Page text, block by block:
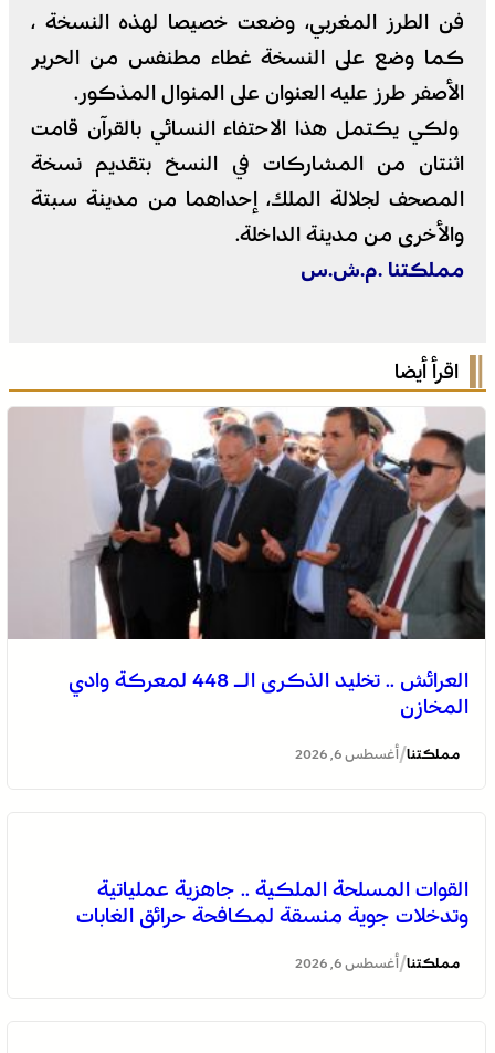
فن الطرز المغربي، وضعت خصيصا لهذه النسخة ،
كما وضع على النسخة غطاء مطنفس من الحرير
الأصفر طرز عليه العنوان على المنوال المذكور.
ولكي يكتمل هذا الاحتفاء النسائي بالقرآن قامت
اثنتان من المشاركات في النسخ بتقديم نسخة
المصحف لجلالة الملك، إحداهما من مدينة سبتة
والأخرى من مدينة الداخلة.
مملكتنا .م.ش.س
اقرأ أيضا
العرائش .. تخليد الذكرى الـ 448 لمعركة وادي
المخازن
مملكتنا/ أغسطس 6, 2026
القوات المسلحة الملكية .. جاهزية عملياتية
وتدخلات جوية منسقة لمكافحة حرائق الغابات
مملكتنا/ أغسطس 6, 2026
“المغاربة المقيمون بالخارج في خدمة أوراش المغرب 2030”